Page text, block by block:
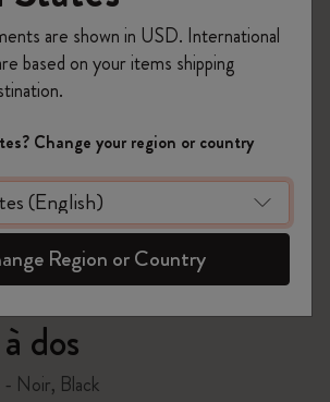
zoom.cta
dos
- Noir, Black
are shown in USD. International
based on your items shipping
Change your region or country
Region or Country